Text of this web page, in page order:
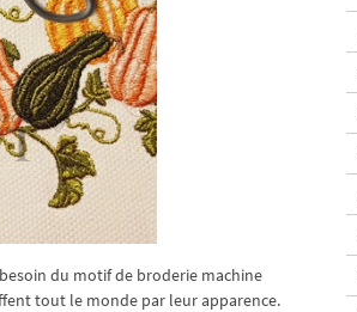
du motif de broderie machine
tout le monde par leur apparence.